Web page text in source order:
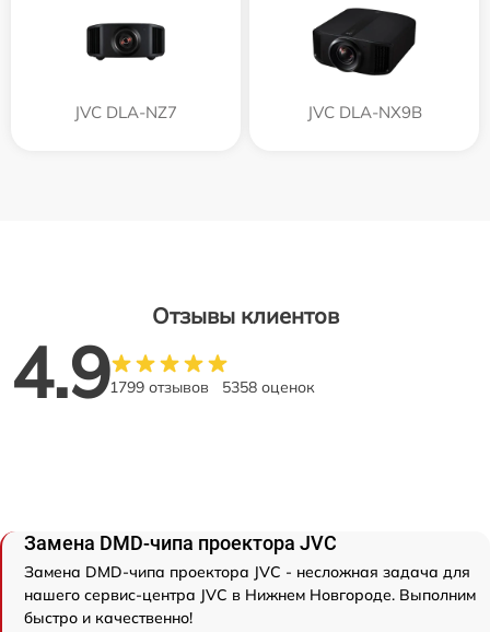
JVC DLA-NZ7 JVC DLA-NX9B
Отзывы клиентов
4.91799 отзывов 5358 оценок
Замена DMD-чипа проектора JVC
Замена DMD-чипа проектора JVC - несложная задача для
нашего сервис-центра JVC в Нижнем Новгороде. Выполним
быстро и качественно!